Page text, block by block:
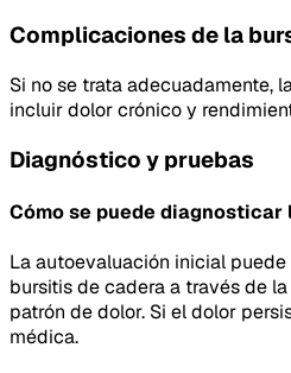
Complicaciones de la
Si no se trata adecuadamente,
incluir dolor crónico y
Diagnóstico y pruebas
Cómo se puede
La autoevaluación inicial
bursitis de cadera a través de
patrón de dolor. Si el dolor
médica.